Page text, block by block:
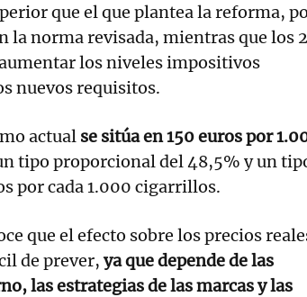
que el que plantea la reforma,
la norma revisada, mientras que los
los niveles impositivos
nuevos requisitos.
actual se sitúa en 150 euros por
tipo proporcional del 48,5% y un
por cada 1.000 cigarrillos.
que el efecto sobre los precios
de prever, ya que depende de las
las estrategias de las marcas y las